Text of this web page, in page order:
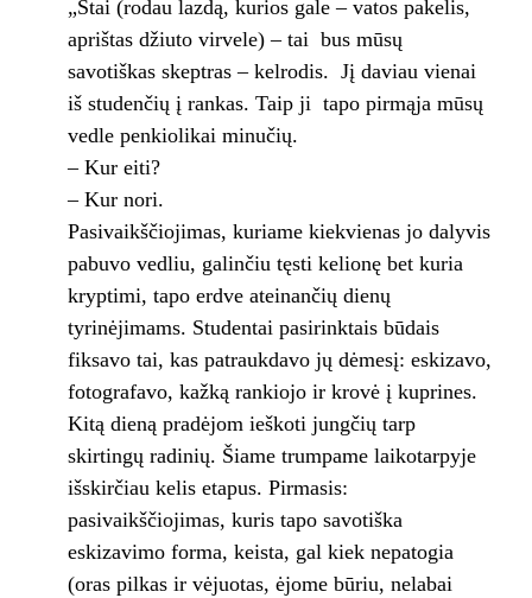
„Štai (rodau lazdą, kurios gale – vatos pakelis,
aprištas džiuto virvele) – tai bus mūsų
savotiškas skeptras – kelrodis. Jį daviau vienai
iš studenčių į rankas. Taip ji tapo pirmąja mūsų
vedle penkiolikai minučių.
– Kur eiti?
– Kur nori.
Pasivaikščiojimas, kuriame kiekvienas jo dalyvis
pabuvo vedliu, galinčiu tęsti kelionę bet kuria
kryptimi, tapo erdve ateinančių dienų
tyrinėjimams. Studentai pasirinktais būdais
fiksavo tai, kas patraukdavo jų dėmesį: eskizavo,
fotografavo, kažką rankiojo ir krovė į kuprines.
Kitą dieną pradėjom ieškoti jungčių tarp
skirtingų radinių. Šiame trumpame laikotarpyje
išskirčiau kelis etapus. Pirmasis:
pasivaikščiojimas, kuris tapo savotiška
eskizavimo forma, keista, gal kiek nepatogia
(oras pilkas ir vėjuotas, ėjome būriu, nelabai